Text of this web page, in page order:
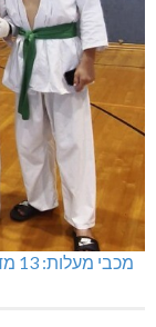
מכבי מעלות: 13 מדליות באליפות ישראל